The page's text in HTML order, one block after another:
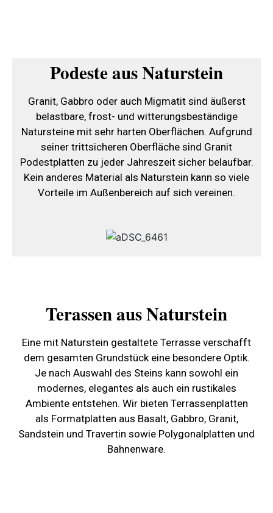
Podeste aus Naturstein
Granit, Gabbro oder auch Migmatit sind äußerst
belastbare, frost- und witterungsbeständige
Natursteine mit sehr harten Oberflächen. Aufgrund
seiner trittsicheren Oberfläche sind Granit
Podestplatten zu jeder Jahreszeit sicher belaufbar.
Kein anderes Material als Naturstein kann so viele
Vorteile im Außenbereich auf sich vereinen.
Terassen aus Naturstein
Eine mit Naturstein gestaltete Terrasse verschafft
dem gesamten Grundstück eine besondere Optik.
Je nach Auswahl des Steins kann sowohl ein
modernes, elegantes als auch ein rustikales
Ambiente entstehen. Wir bieten Terrassenplatten
als Formatplatten aus Basalt, Gabbro, Granit,
Sandstein und Travertin sowie Polygonalplatten und
Bahnenware.